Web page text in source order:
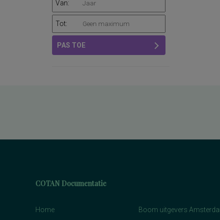
Van:
Tot:
PAS TOE
COTAN Documentatie
Home
Boom uitgevers